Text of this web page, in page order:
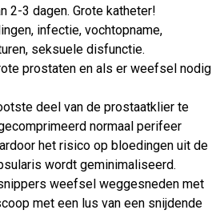
2-3 dagen. Grote katheter!
infectie, vochtopname,
seksuele disfunctie.
prostaten en als er weefsel nodig
deel van de prostaatklier te
normaal perifeer
het risico op bloedingen uit de
wordt geminimaliseerd.
weefsel weggesneden met
met een lus van een snijdende